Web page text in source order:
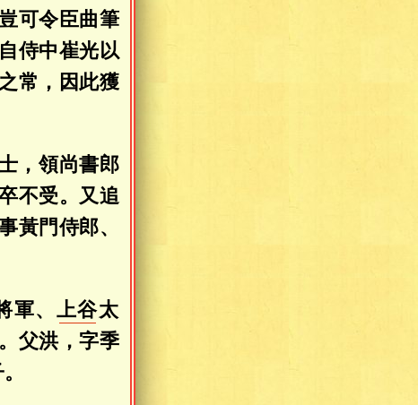
可令臣曲筆
侍中崔光以
常，因此獲
，領尚書郎
不受。又追
黃門侍郎、
、 上谷太
父洪，字季